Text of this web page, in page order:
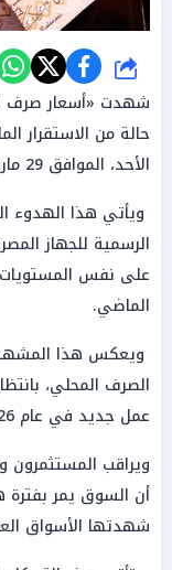
شارك
شهدت «أسعار صرف
حالة من الاستقرار
الأحد، الموافق 29 مارس 2026.
ويأتي هذا الهدوء
الرسمية للجهاز
على نفس
الماضي.
ويعكس هذا
الصرف المحلي،
عمل جديد في عام 2026.
ويراقب المستثمرون
أن السوق يمر بفترة
شهدتها الأسواق